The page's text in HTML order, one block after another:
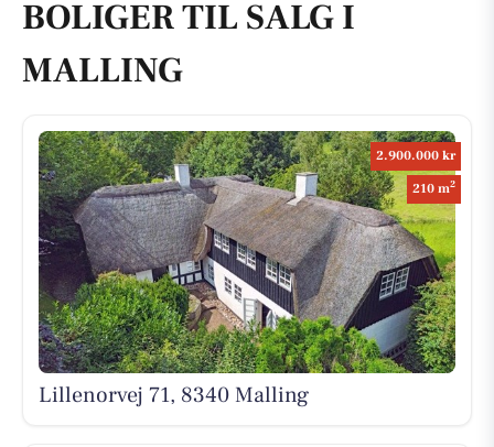
BOLIGER TIL SALG I
MALLING
2.900.000 kr
210 m2
Lillenorvej 71, 8340 Malling